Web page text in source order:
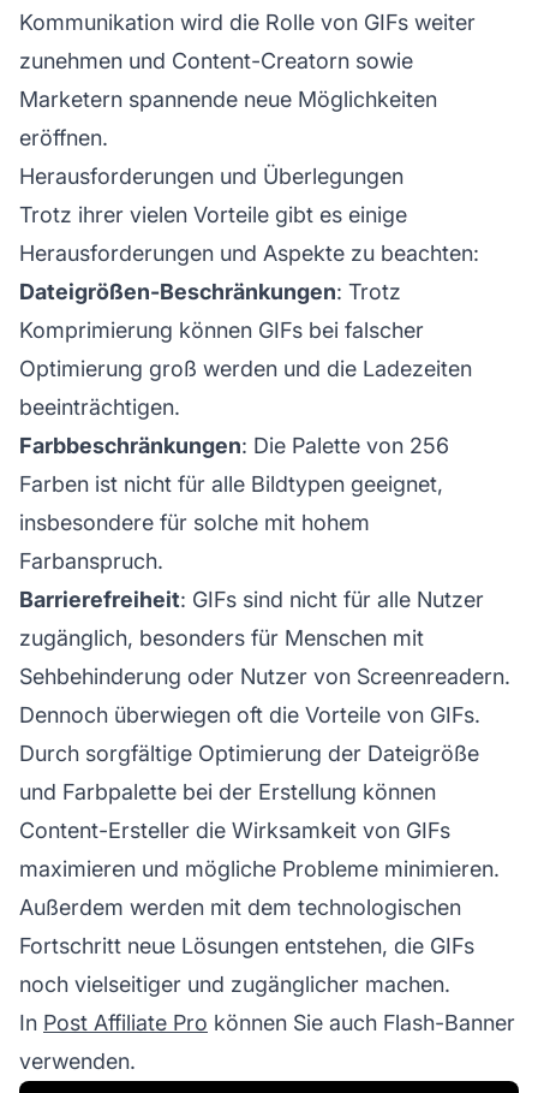
Kommunikation wird die Rolle von GIFs weiter
zunehmen und Content-Creatorn sowie
Marketern spannende neue Möglichkeiten
eröffnen.
Herausforderungen und Überlegungen
Trotz ihrer vielen Vorteile gibt es einige
Herausforderungen und Aspekte zu beachten:
Dateigrößen-Beschränkungen: Trotz
Komprimierung können GIFs bei falscher
Optimierung groß werden und die Ladezeiten
beeinträchtigen.
Farbbeschränkungen: Die Palette von 256
Farben ist nicht für alle Bildtypen geeignet,
insbesondere für solche mit hohem
Farbanspruch.
Barrierefreiheit: GIFs sind nicht für alle Nutzer
zugänglich, besonders für Menschen mit
Sehbehinderung oder Nutzer von Screenreadern.
Dennoch überwiegen oft die Vorteile von GIFs.
Durch sorgfältige Optimierung der Dateigröße
und Farbpalette bei der Erstellung können
Content-Ersteller die Wirksamkeit von GIFs
maximieren und mögliche Probleme minimieren.
Außerdem werden mit dem technologischen
Fortschritt neue Lösungen entstehen, die GIFs
noch vielseitiger und zugänglicher machen.
In Post Affiliate Pro können Sie auch Flash-Banner
verwenden.